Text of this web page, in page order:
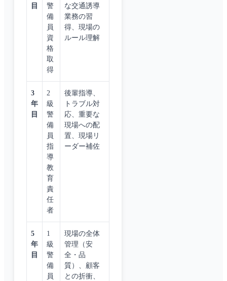
目
警
備
員
資
格
取
得
な交通誘導
業務の習
得、現場の
ルール理解
3
年
目
2
級
警
備
員
指
導
教
育
責
任
者
後輩指導、
トラブル対
応、重要な
現場への配
置、現場リ
ーダー補佐
5
年
目
1
級
警
備
員
現場の全体
管理（安
全・品
質）、顧客
との折衝、